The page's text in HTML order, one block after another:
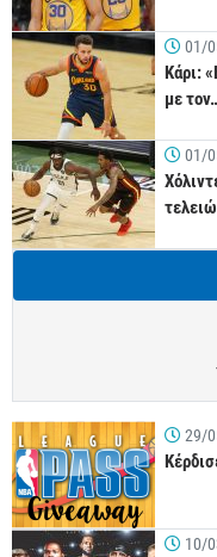
01/
Κάρι:
με
01/
29/
10/